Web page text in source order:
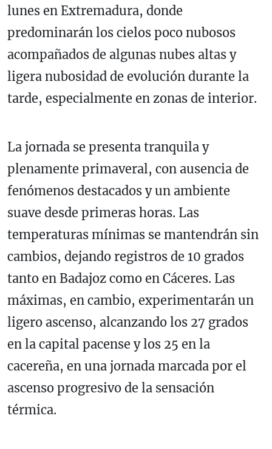
lunes en Extremadura, donde
predominarán los cielos poco nubosos
acompañados de algunas nubes altas y
ligera nubosidad de evolución durante la
tarde, especialmente en zonas de interior.
La jornada se presenta tranquila y
plenamente primaveral, con ausencia de
fenómenos destacados y un ambiente
suave desde primeras horas. Las
temperaturas mínimas se mantendrán sin
cambios, dejando registros de 10 grados
tanto en Badajoz como en Cáceres. Las
máximas, en cambio, experimentarán un
ligero ascenso, alcanzando los 27 grados
en la capital pacense y los 25 en la
cacereña, en una jornada marcada por el
ascenso progresivo de la sensación
térmica.